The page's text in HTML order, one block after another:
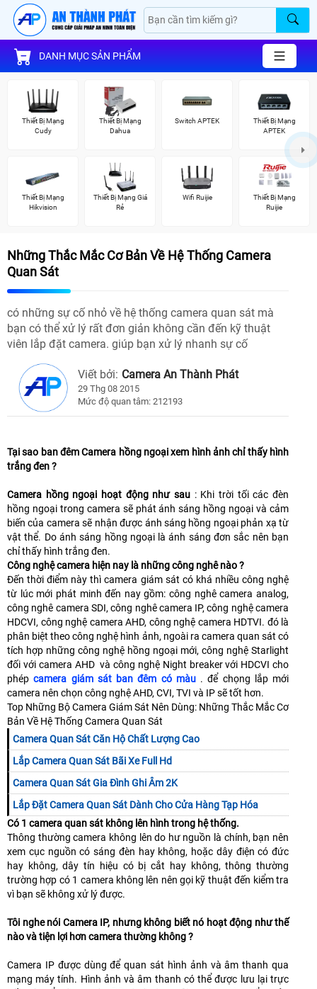
DANH MỤC SẢN PHẨM
Thiết Bị Mạng
Cudy
Thiết Bị Mạng
Dahua
Switch APTEK
Thiết Bị Mạng
APTEK
Thiết Bị Mạng
Hikvision
Thiết Bị Mạng Giá
Rẻ
Wifi Ruijie
Thiết Bị Mạng
Ruijie
Những Thắc Mắc Cơ Bản Về Hệ Thống Camera
Quan Sát
có những sự cố nhỏ về hệ thống camera quan sát mà
bạn có thể xử lý rất đơn giản không cần đến kỹ thuật
viên lắp đặt camera. giúp bạn xử lý nhanh sự cố
Viết bởi: Camera An Thành Phát
29 Thg 08 2015
Mức độ quan tâm: 212193
Tại sao ban đêm Camera hồng ngoại xem hình ảnh chỉ thấy hình
trắng đen ?
Camera hồng ngoại hoạt động như sau : Khi trời tối các đèn
hồng ngoại trong camera sẽ phát ánh sáng hồng ngoại và cảm
biến của camera sẽ nhận được ánh sáng hồng ngoại phản xạ từ
vật thể. Do ánh sáng hồng ngoại là ánh sáng đơn sắc nên bạn
chỉ thấy hình trắng đen.
Công nghệ camera hiện nay là những công nghê nào ?
Đến thời điểm này thì camera giám sát có khá nhiều công nghệ
từ lúc mới phát minh đến nay gồm: công nghê camera analog,
công nghê camera SDI, công nghê camera IP, công nghệ camera
HDCVI, công nghệ camera AHD, công nghệ camera HDTVI. đó là
phân biệt theo công nghệ hình ảnh, ngoài ra camera quan sát có
tích hợp những công nghệ hồng ngoại mới, công nghệ Starlight
đối với camera AHD và công nghệ Night breaker với HDCVI cho
phépcamera giám sát ban đêm có màu. để chọng lắp mới
camera nên chọn công nghệ AHD, CVI, TVI và IP sẽ tốt hơn.
Top Những Bộ Camera Giám Sát Nên Dùng: Những Thắc Mắc Cơ
Bản Về Hệ Thống Camera Quan Sát
Camera Quan Sát Căn Hộ Chất Lượng Cao
Lắp Camera Quan Sát Bãi Xe Full Hd
Camera Quan Sát Gia Đình Ghi Âm 2K
Lắp Đặt Camera Quan Sát Dành Cho Cửa Hàng Tạp Hóa
Có 1 camera quan sát không lên hình trong hệ thống.
Thông thường camera không lên do hư nguồn là chính, bạn nên
xem cục nguồn có sáng đèn hay không, hoặc dây điện có đức
hay không, dây tín hiệu có bị cắt hay không, thông thường
trường hợp có 1 camera không lên nên gọi kỹ thuật đến kiểm tra
vì bạn sẽ không xử lý được.
Tôi nghe nói Camera IP, nhưng không biết nó hoạt động như thế
nào và tiện lợi hơn camera thường không ?
Camera IP được dùng để quan sát hình ảnh và âm thanh qua
mạng máy tính. Hình ảnh và âm thanh có thể được lưu lại trực